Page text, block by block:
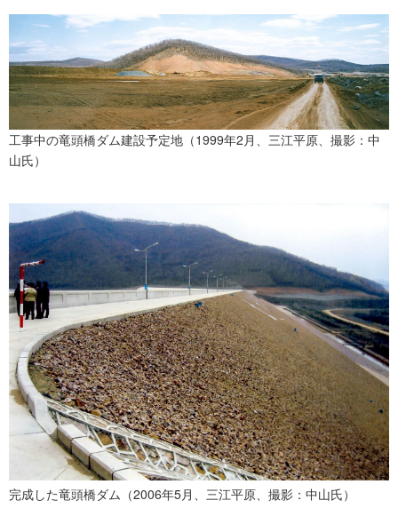
工事中の竜頭橋ダム建設予定地（1999年2月、三江平原、撮影：中
山氏）
完成した竜頭橋ダム（2006年5月、三江平原、撮影：中山氏）